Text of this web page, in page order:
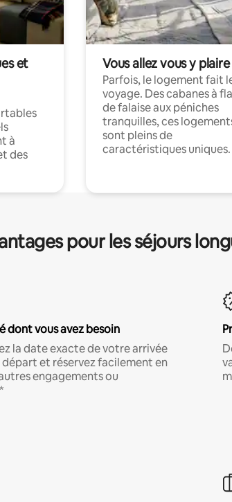
et
à
des
Vous allez vous y plaire
Parfois, le logement fait
voyage. Des cabanes à
de falaise aux péniches
tranquilles, ces
sont pleins de
caractéristiques uniques.
pour les séjours
dont vous avez besoin
la date exacte de votre arrivée
et réservez facilement en
engagements ou